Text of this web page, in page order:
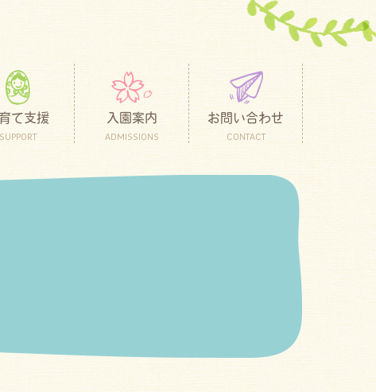
て支援
SUPPORT
入園案内
ADMISSIONS
お問い合わせ
CONTACT